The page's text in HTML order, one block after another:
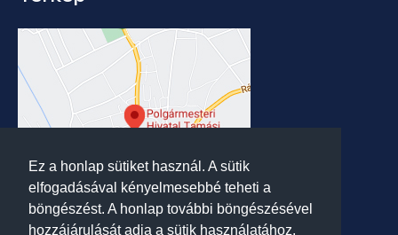
Ez a honlap sütiket használ. A sütik
elfogadásával kényelmesebbé teheti a
böngészést. A honlap további böngészésével
hozzájárulását adja a sütik használatához.